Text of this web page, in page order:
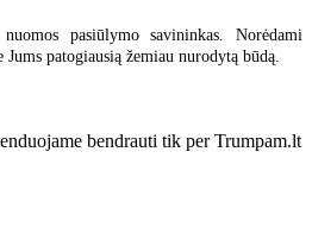
pasiūlymo savininkas. Norėdami
patogiausią žemiau nurodytą būdą.
bendrauti tik per Trumpam.lt